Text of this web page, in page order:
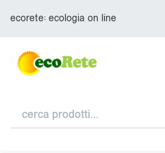
ecorete: ecologia on line